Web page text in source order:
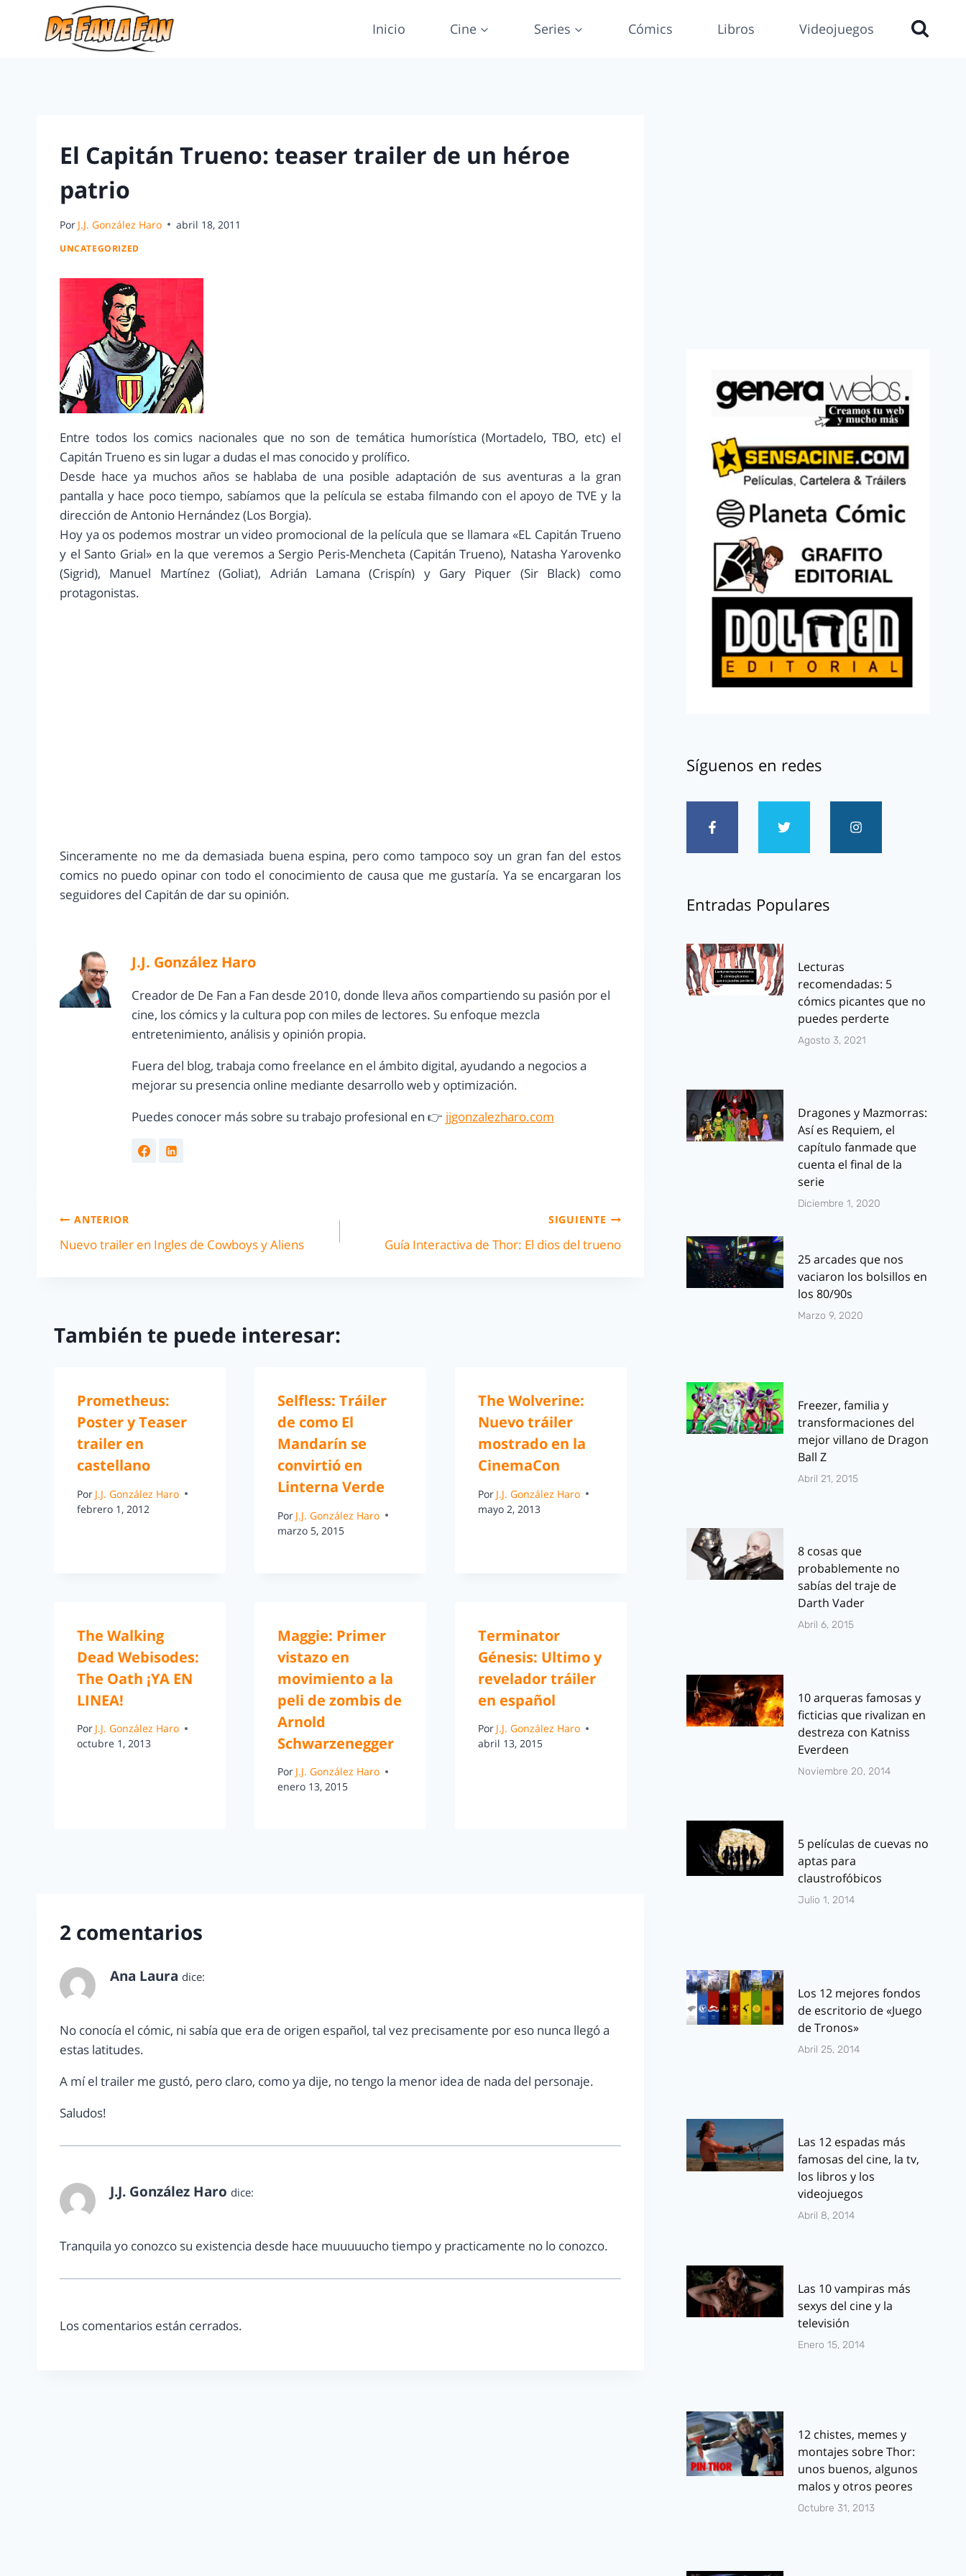
Inicio Cine Series Cómics Libros Videojuegos
El Capitán Trueno: teaser trailer de un héroe
patrio
Por J.J. González Haro abril 18, 2011
UNCATEGORIZED
Entre todos los comics nacionales que no son de temática humorística (Mortadelo, TBO, etc) el
Capitán Trueno es sin lugar a dudas el mas conocido y prolífico.
Desde hace ya muchos años se hablaba de una posible adaptación de sus aventuras a la gran
pantalla y hace poco tiempo, sabíamos que la película se estaba filmando con el apoyo de TVE y la
dirección de Antonio Hernández (Los Borgia).
Hoy ya os podemos mostrar un video promocional de la película que se llamara «EL Capitán Trueno
y el Santo Grial» en la que veremos a Sergio Peris-Mencheta (Capitán Trueno), Natasha Yarovenko
(Sigrid), Manuel Martínez (Goliat), Adrián Lamana (Crispín) y Gary Piquer (Sir Black) como
protagonistas.
Sinceramente no me da demasiada buena espina, pero como tampoco soy un gran fan del estos
comics no puedo opinar con todo el conocimiento de causa que me gustaría. Ya se encargaran los
seguidores del Capitán de dar su opinión.
J.J. González Haro
Creador de De Fan a Fan desde 2010, donde lleva años compartiendo su pasión por el
cine, los cómics y la cultura pop con miles de lectores. Su enfoque mezcla
entretenimiento, análisis y opinión propia.
Fuera del blog, trabaja como freelance en el ámbito digital, ayudando a negocios a
mejorar su presencia online mediante desarrollo web y optimización.
Puedes conocer más sobre su trabajo profesional en 👉 jjgonzalezharo.com
ANTERIOR
Nuevo trailer en Ingles de Cowboys y Aliens
SIGUIENTE
Guía Interactiva de Thor: El dios del trueno
También te puede interesar:
Prometheus:
Poster y Teaser
trailer en
castellano
Por J.J. González Haro
febrero 1, 2012
Selfless: Tráiler
de como El
Mandarín se
convirtió en
Linterna Verde
Por J.J. González Haro
marzo 5, 2015
The Wolverine:
Nuevo tráiler
mostrado en la
CinemaCon
Por J.J. González Haro
mayo 2, 2013
The Walking
Dead Webisodes:
The Oath ¡YA EN
LINEA!
Por J.J. González Haro
octubre 1, 2013
Maggie: Primer
vistazo en
movimiento a la
peli de zombis de
Arnold
Schwarzenegger
Por J.J. González Haro
enero 13, 2015
Terminator
Génesis: Ultimo y
revelador tráiler
en español
Por J.J. González Haro
abril 13, 2015
2 comentarios
Ana Laura dice:
No conocía el cómic, ni sabía que era de origen español, tal vez precisamente por eso nunca llegó a
estas latitudes.
A mí el trailer me gustó, pero claro, como ya dije, no tengo la menor idea de nada del personaje.
Saludos!
J.J. González Haro dice:
Tranquila yo conozco su existencia desde hace muuuuucho tiempo y practicamente no lo conozco.
Los comentarios están cerrados.
Síguenos en redes
Entradas Populares
Lecturas
recomendadas: 5
cómics picantes que no
puedes perderte
Agosto 3, 2021
Dragones y Mazmorras:
Así es Requiem, el
capítulo fanmade que
cuenta el final de la
serie
Diciembre 1, 2020
25 arcades que nos
vaciaron los bolsillos en
los 80/90s
Marzo 9, 2020
Freezer, familia y
transformaciones del
mejor villano de Dragon
Ball Z
Abril 21, 2015
8 cosas que
probablemente no
sabías del traje de
Darth Vader
Abril 6, 2015
10 arqueras famosas y
ficticias que rivalizan en
destreza con Katniss
Everdeen
Noviembre 20, 2014
5 películas de cuevas no
aptas para
claustrofóbicos
Julio 1, 2014
Los 12 mejores fondos
de escritorio de «Juego
de Tronos»
Abril 25, 2014
Las 12 espadas más
famosas del cine, la tv,
los libros y los
videojuegos
Abril 8, 2014
Las 10 vampiras más
sexys del cine y la
televisión
Enero 15, 2014
12 chistes, memes y
montajes sobre Thor:
unos buenos, algunos
malos y otros peores
Octubre 31, 2013